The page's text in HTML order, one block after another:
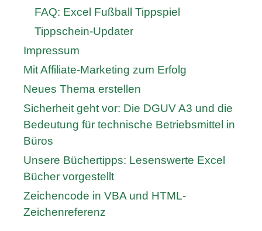
FAQ: Excel Fußball Tippspiel
Tippschein-Updater
Impressum
Mit Affiliate-Marketing zum Erfolg
Neues Thema erstellen
Sicherheit geht vor: Die DGUV A3 und die
Bedeutung für technische Betriebsmittel in
Büros
Unsere Büchertipps: Lesenswerte Excel
Bücher vorgestellt
Zeichencode in VBA und HTML-
Zeichenreferenz